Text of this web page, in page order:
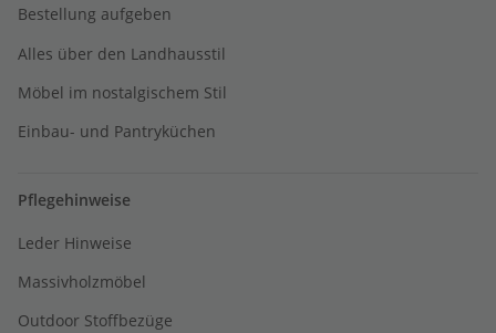
Bestellung aufgeben
Alles über den Landhausstil
Möbel im nostalgischem Stil
Einbau- und Pantryküchen
Pflegehinweise
Leder Hinweise
Massivholzmöbel
Outdoor Stoffbezüge